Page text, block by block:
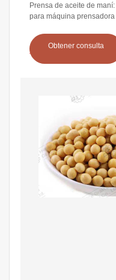
Prensa de aceite de
para máquina
Obtener consulta